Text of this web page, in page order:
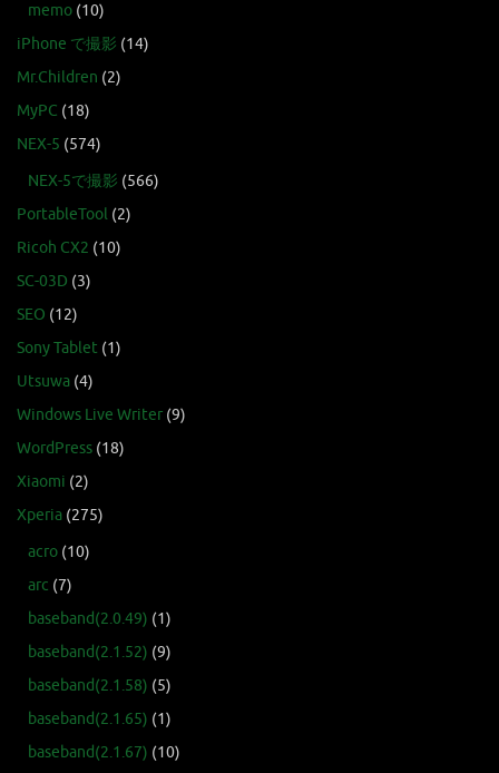
memo (10)
iPhone で撮影 (14)
Mr.Children (2)
MyPC (18)
NEX-5 (574)
NEX-5で撮影 (566)
PortableTool (2)
Ricoh CX2 (10)
SC-03D (3)
SEO (12)
Sony Tablet (1)
Utsuwa (4)
Windows Live Writer (9)
WordPress (18)
Xiaomi (2)
Xperia (275)
acro (10)
arc (7)
baseband(2.0.49) (1)
baseband(2.1.52) (9)
baseband(2.1.58) (5)
baseband(2.1.65) (1)
baseband(2.1.67) (10)